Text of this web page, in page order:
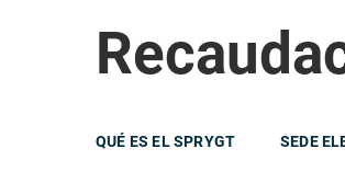
QUÉ ES EL SPRYGT SEDE